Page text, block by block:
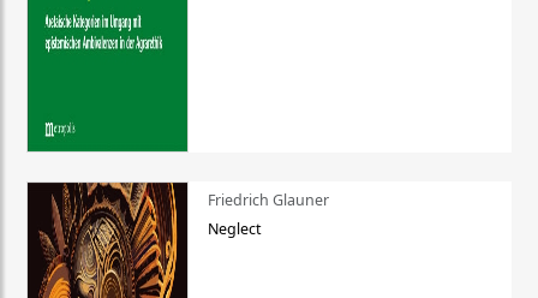
Friedrich Glauner
Neglect